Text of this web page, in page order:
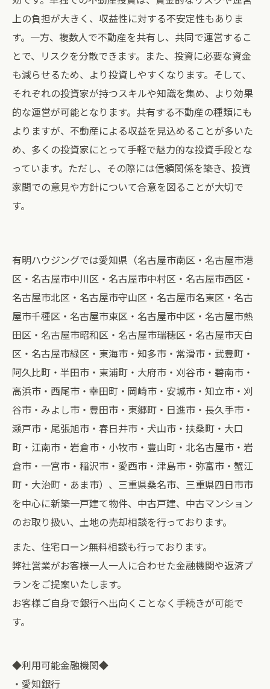
上の負担が大きく、収益性に対する不安定性もありま
す。一方、複数人で不動産を共有し、共同で運営するこ
とで、リスクを分散できます。また、投資に必要な資金
も減らせるため、より投資しやすくなります。そして、
それぞれの投資家が持つスキルや知識を集め、より効果
的な運営が可能となります。共有する不動産の種類にも
よりますが、不動産による収益を見込めることが多いた
め、多くの投資家にとって手軽で魅力的な投資手段とな
っています。ただし、その際には信頼関係を築き、投資
家間での意見や方針について合意を図ることが大切で
す。
有明ハウジングでは愛知県（名古屋市南区・名古屋市港
区・名古屋市中川区・名古屋市中村区・名古屋市西区・
名古屋市北区・名古屋市守山区・名古屋市名東区・名古
屋市千種区・名古屋市東区・名古屋市中区・名古屋市熱
田区・名古屋市昭和区・名古屋市瑞穂区・名古屋市天白
区・名古屋市緑区・東海市・知多市・常滑市・武豊町・
阿久比町・半田市・東浦町・大府市・刈谷市・碧南市・
高浜市・西尾市・幸田町・岡崎市・安城市・知立市・刈
谷市・みよし市・豊田市・東郷町・日進市・長久手市・
瀬戸市・尾張旭市・春日井市・犬山市・扶桑町・大口
町・江南市・岩倉市・小牧市・豊山町・北名古屋市・岩
倉市・一宮市・稲沢市・愛西市・津島市・弥富市・蟹江
町・大治町・あま市）、三重県桑名市、三重県四日市市
を中心に新築一戸建て物件、中古戸建、中古マンション
のお取り扱い、土地の売却相談を行っております。
また、住宅ローン無料相談も行っております。
弊社営業がお客様一人一人に合わせた金融機関や返済プ
ランをご提案いたします。
お客様ご自身で銀行へ出向くことなく手続きが可能で
す。
◆利用可能金融機関◆
・愛知銀行